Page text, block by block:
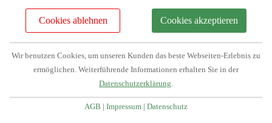
Finanzierung/Ratenkauf möglich
Statiken und Skizzen bei Bedarf verfügbar
Dacheindeckung
Cookies ablehnen Cookies akzeptieren
Wir benutzen Cookies, um unseren Kunden das beste Webseiten-Erlebnis zu
ermöglichen. Weiterführende Informationen erhalten Sie in der
Datenschutzerklärung.
AGB Impressum Datenschutz